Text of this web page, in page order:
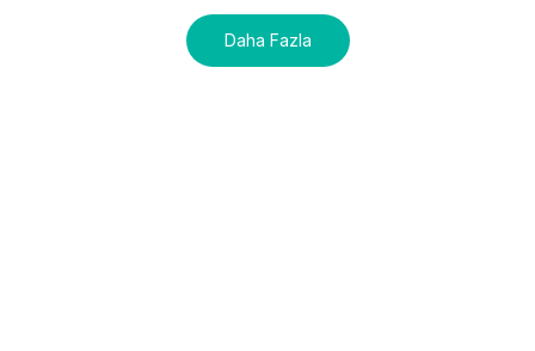
Daha Fazla